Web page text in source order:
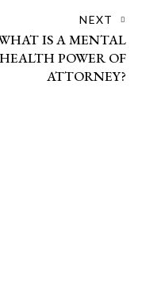
NEXT
IS A MENTAL
HEALTH POWER OF
ATTORNEY?